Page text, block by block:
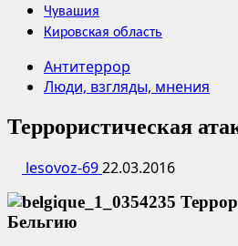
Чувашия
Кировская область
Антитеррор
Люди, взгляды, мнения
Террористическая
lesovoz-6922.03.2016